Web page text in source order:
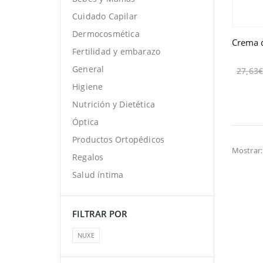
27,63€
Mostrar:
Cuidado Capilar
Dermocosmética
Fertilidad y embarazo
General
Higiene
Nutrición y Dietética
Óptica
Productos Ortopédicos
Regalos
Salud íntima
FILTRAR POR
NUXE